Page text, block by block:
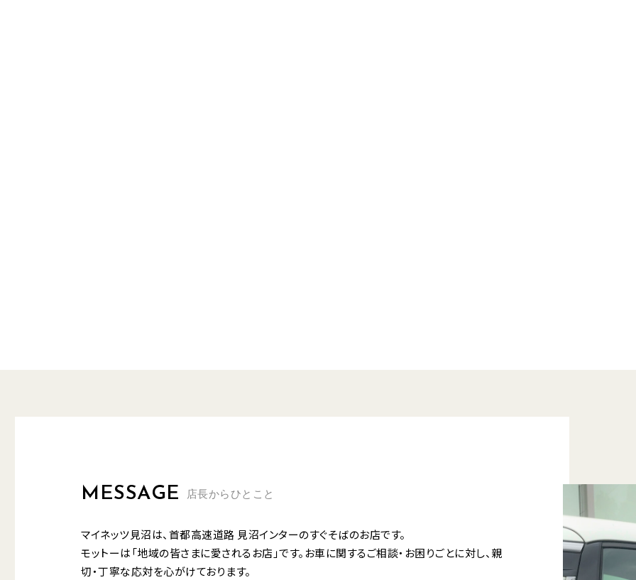
MESSAGE 店長からひとこと
マイネッツ見沼は、首都高速道路 見沼インターのすぐそばのお店です。
モットーは「地域の皆さまに愛されるお店」です。お車に関するご相談・お困りごとに対し、親
切・丁寧な応対を心がけております。